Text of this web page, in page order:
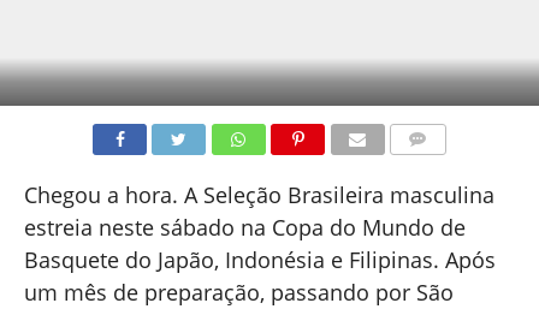
Chegou a hora. A Seleção Brasileira masculina
estreia neste sábado na Copa do Mundo de
Basquete do Japão, Indonésia e Filipinas. Após
um mês de preparação, passando por São